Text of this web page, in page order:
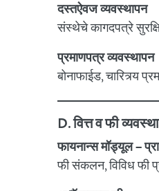
दस्तऐवज व्यवस्थापन
संस्थेचे कागदपत्रे
प्रमाणपत्र व्यवस्थापन
बोनाफाईड, चारित्र्य
D. वित्त व फी
फायनान्स मॉड्यूल –
फी संकलन, विविध फी